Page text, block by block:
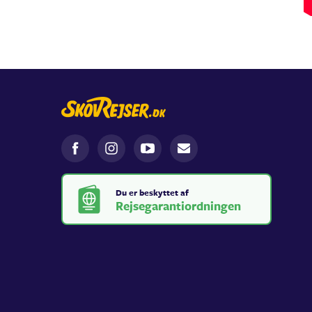
Du er beskyttet af
Rejsegarantiordningen